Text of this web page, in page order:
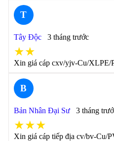
T
Tây Độc 3 tháng trước
★★
Xin giá cáp cxv/yjv-Cu/XLPE/
B
Bản Nhân Đại Sư 3 tháng
★★★
Xin giá cáp tiếp địa cv/bv-Cu/